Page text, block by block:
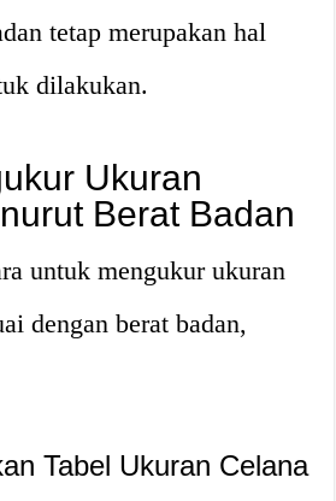
tetap merupakan hal
dilakukan.
Ukuran
Berat Badan
untuk mengukur ukuran
dengan berat badan,
Tabel Ukuran Celana